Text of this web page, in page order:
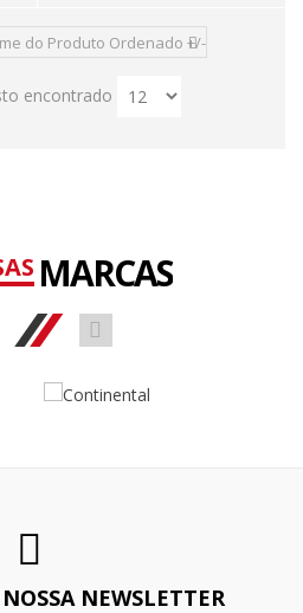
do Produto Ordenado +/-
encontrado
MARCAS
NEWSLETTER